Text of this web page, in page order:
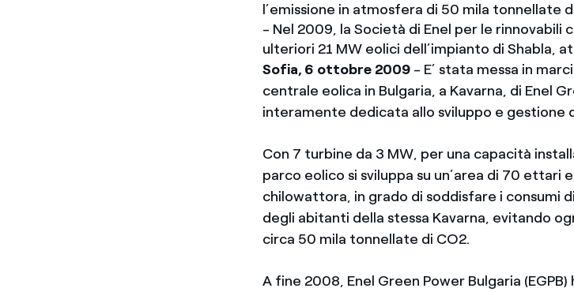
l’emissione in atmosfera di 50 mila tonnellate
- Nel 2009, la Società di Enel per le
ulteriori 21 MW eolici dell’impianto di Shabla,
Sofia, 6 ottobre 2009 - E’ stata messa in
centrale eolica in Bulgaria, a Kavarna, di Enel
interamente dedicata allo sviluppo e gestione
Con 7 turbine da 3 MW, per una capacità
parco eolico si sviluppa su un’area di 70 ettari
chilowattora, in grado di soddisfare i consumi
degli abitanti della stessa Kavarna, evitando
circa 50 mila tonnellate di CO2.
A fine 2008, Enel Green Power Bulgaria